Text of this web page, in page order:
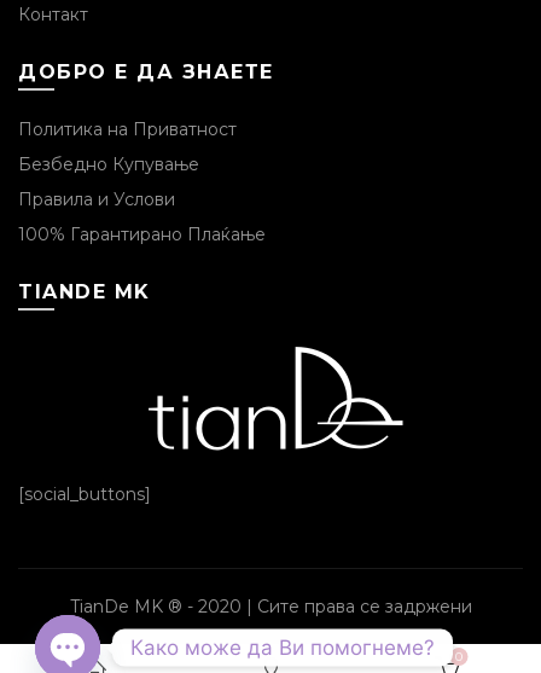
Контакт
ДОБРО Е ДА ЗНАЕТЕ
Политика на Приватност
Безбедно Купување
Правила и Услови
100% Гарантирано Плаќање
TIANDE MK
[social_buttons]
TianDe MK ® - 2020 | Сите права се задржени
0
Како може да Ви помогнеме?